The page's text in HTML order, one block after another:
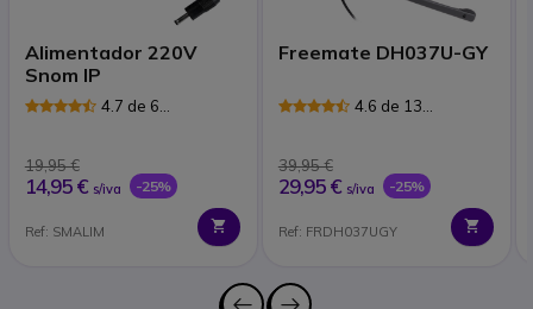
Alimentador 220V
Snom IP
4.7 de 6
19,95 €
14,95 € s/iva -25%
Ref: SMALIM
Freemate DH037U-GY
4.6 de 13
39,95 €
29,95 € s/iva -25%
Ref: FRDH037UGY